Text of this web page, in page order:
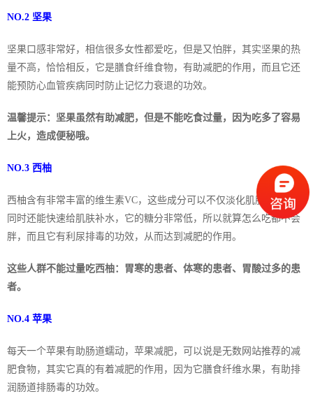
NO.2 坚果
坚果口感非常好，相信很多女性都爱吃，但是又怕胖，其实坚果的热
量不高，恰恰相反，它是膳食纤维食物，有助减肥的作用，而且它还
能预防心血管疾病同时防止记忆力衰退的功效。
温馨提示：坚果虽然有助减肥，但是不能吃食过量，因为吃多了容易
上火，造成便秘哦。
NO.3 西柚
西柚含有非常丰富的维生素VC，这些成分可以不仅淡化肌肤黑色素，
同时还能快速给肌肤补水，它的糖分非常低，所以就算怎么吃都不会
胖，而且它有利尿排毒的功效，从而达到减肥的作用。
这些人群不能过量吃西柚：胃寒的患者、体寒的患者、胃酸过多的患
者。
NO.4 苹果
每天一个苹果有助肠道蠕动，苹果减肥，可以说是无数网站推荐的减
肥食物，其实它真的有着减肥的作用，因为它膳食纤维水果，有助排
润肠道排肠毒的功效。